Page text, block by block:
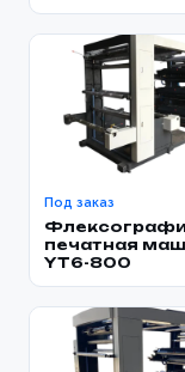
Под заказ
печатная
YT6-800